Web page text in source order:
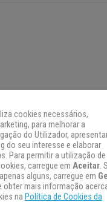
cookies necessários,
para melhorar a
do Utilizador,
do seu interesse e elaborar
Para permitir a utilização de
carregue em Aceitar.
alguns, carregue em
obter mais informação
na Política de Cookies da